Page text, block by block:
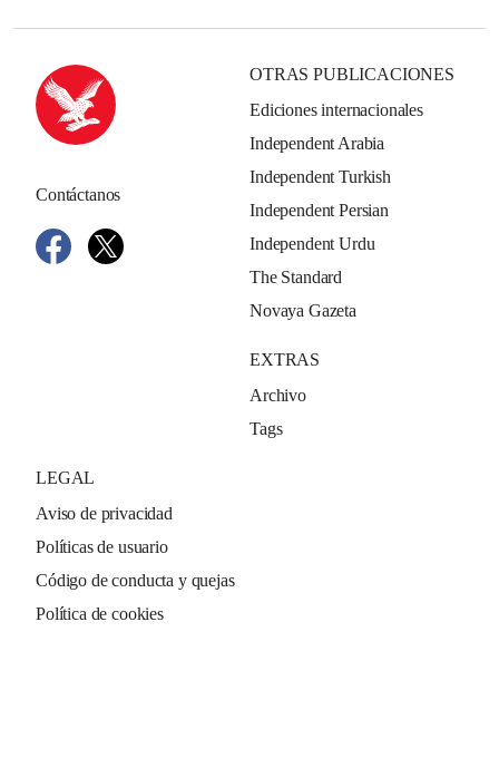
Contáctanos
OTRAS PUBLICACIONES
Ediciones internacionales
Independent Arabia
Independent Turkish
Independent Persian
Independent Urdu
The Standard
Novaya Gazeta
EXTRAS
Archivo
Tags
LEGAL
Aviso de privacidad
Políticas de usuario
Código de conducta y quejas
Política de cookies